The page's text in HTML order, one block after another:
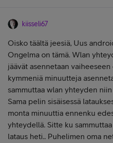
kiisseli67
Oisko täältä jeesiä, Uus
Ongelma on tämä. Wlan
jäävät asennetaan
kymmeniä minuutteja
sammuttaa wlan yhteyden
Sama pelin sisäisessä
monta minuuttia ennenku
yhteydellä. Sitte ku
lataus heti.. Puhelimen oma